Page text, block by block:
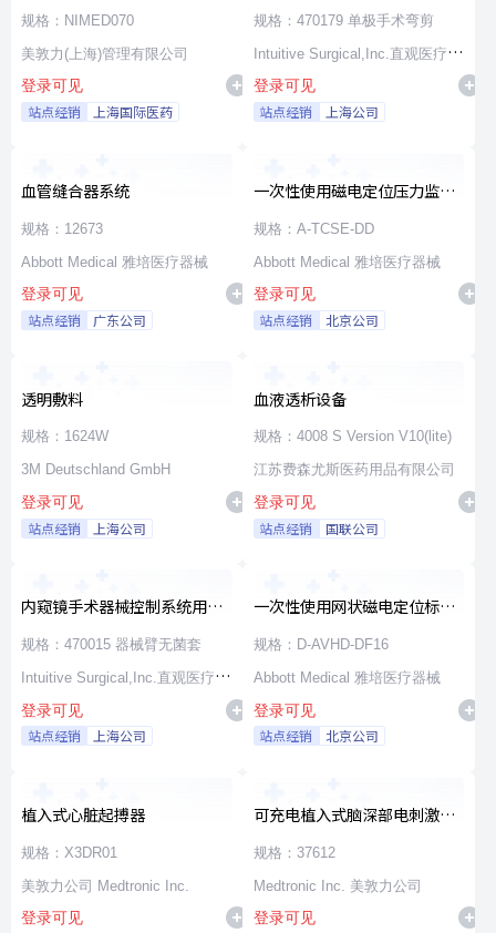
规格：NIMED070
美敦力(上海)管理有限公司
登录可见
站点经销 上海国际医药
器械
规格：470179 单极手术弯剪
Intuitive Surgical,Inc.直观医疗公
司
登录可见
站点经销 上海公司
血管缝合器系统
规格：12673
Abbott Medical 雅培医疗器械
登录可见
站点经销 广东公司
一次性使用磁电定位压力监测
消融导管
规格：A-TCSE-DD
Abbott Medical 雅培医疗器械
登录可见
站点经销 北京公司
透明敷料
规格：1624W
3M Deutschland GmbH
登录可见
站点经销 上海公司
血液透析设备
规格：4008 S Version V10(lite)
江苏费森尤斯医药用品有限公司
登录可见
站点经销 国联公司
内窥镜手术器械控制系统用无
源器械和附件
规格：470015 器械臂无菌套
Intuitive Surgical,Inc.直观医疗公
司
登录可见
站点经销 上海公司
一次性使用网状磁电定位标测
导管
规格：D-AVHD-DF16
Abbott Medical 雅培医疗器械
登录可见
站点经销 北京公司
植入式心脏起搏器
规格：X3DR01
美敦力公司 Medtronic Inc.
登录可见
可充电植入式脑深部电刺激脉
冲发生器套件
规格：37612
Medtronic Inc. 美敦力公司
登录可见